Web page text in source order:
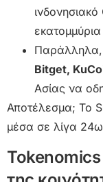
Παράλληλα,
Bitget,
Ασίας να
Αποτέλεσμα; Το
μέσα σε λίγα